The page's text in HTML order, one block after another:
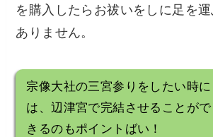
を購入したらお祓いをしに足を運
ありません。
宗像大社の三宮参りをしたい時に
は、辺津宮で完結させることがで
きるのもポイントばい！